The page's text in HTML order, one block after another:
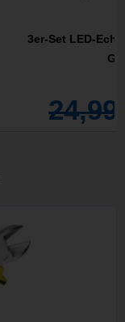
3er-Set LED-
24,99